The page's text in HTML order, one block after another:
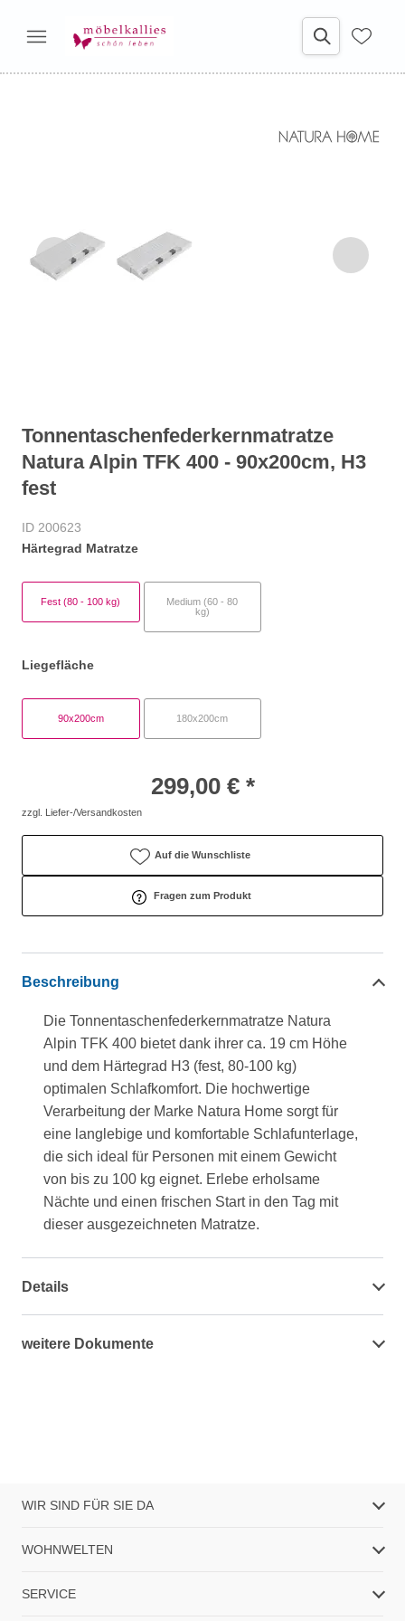
Tonnentaschenfederkernmatratze
Natura Alpin TFK 400 - 90x200cm, H3
fest
ID 200623
Härtegrad Matratze
Fest (80 - 100 kg)
Medium (60 - 80
kg)
Liegefläche
90x200cm 180x200cm
299,00 € *
zzgl. Liefer-/Versandkosten
Auf die Wunschliste
Fragen zum Produkt
Beschreibung
Die Tonnentaschenfederkernmatratze Natura
Alpin TFK 400 bietet dank ihrer ca. 19 cm Höhe
und dem Härtegrad H3 (fest, 80-100 kg)
optimalen Schlafkomfort. Die hochwertige
Verarbeitung der Marke Natura Home sorgt für
eine langlebige und komfortable Schlafunterlage,
die sich ideal für Personen mit einem Gewicht
von bis zu 100 kg eignet. Erlebe erholsame
Nächte und einen frischen Start in den Tag mit
dieser ausgezeichneten Matratze.
Details
weitere Dokumente
WIR SIND FÜR SIE DA
WOHNWELTEN
SERVICE